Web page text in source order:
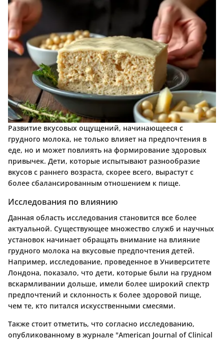
Развитие вкусовых ощущений, начинающееся с
грудного молока, не только влияет на предпочтения в
еде, но и может повлиять на формирование здоровых
привычек. Дети, которые испытывают разнообразие
вкусов с раннего возраста, скорее всего, вырастут с
более сбалансированным отношением к пище.
Исследования по влиянию
Данная область исследования становится все более
актуальной. Существующее множество служб и научных
установок начинает обращать внимание на влияние
грудного молока на вкусовые предпочтения детей.
Например, исследование, проведенное в Университете
Лондона, показало, что дети, которые были на грудном
вскармливании дольше, имели более широкий спектр
предпочтений и склонность к более здоровой пище,
чем те, кто питался искусственными смесями.
Также стоит отметить, что согласно исследованию,
опубликованному в журнале "American Journal of Clinical